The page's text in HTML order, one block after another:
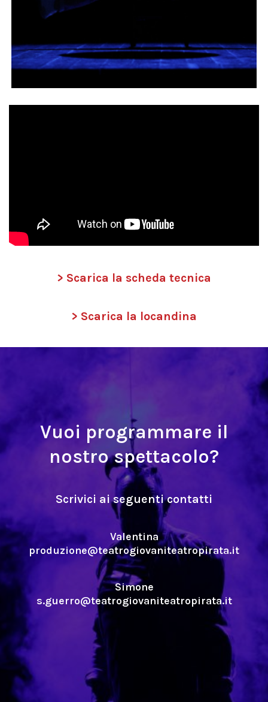
> Scarica la scheda tecnica
> Scarica la locandina
Vuoi programmare il
nostro spettacolo?
Scrivici ai seguenti contatti
Valentina
produzione@teatrogiovaniteatropirata.it
Simone
s.guerro@teatrogiovaniteatropirata.it